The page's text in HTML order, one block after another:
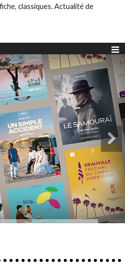
classiques. Actualité de